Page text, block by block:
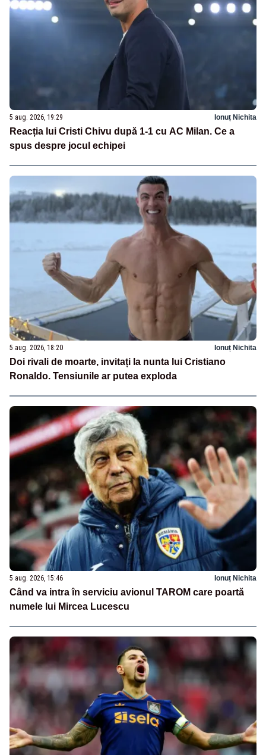
5 aug. 2026, 19:29 Ionuț Nichita
Reacția lui Cristi Chivu după 1-1 cu AC Milan. Ce a
spus despre jocul echipei
5 aug. 2026, 18:20 Ionuț Nichita
Doi rivali de moarte, invitați la nunta lui Cristiano
Ronaldo. Tensiunile ar putea exploda
5 aug. 2026, 15:46 Ionuț Nichita
Când va intra în serviciu avionul TAROM care poartă
numele lui Mircea Lucescu